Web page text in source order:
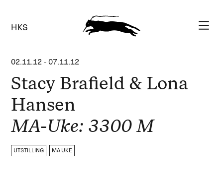
HKS
02.11.12 -07.11.12
Stacy Brafield & Lona
Hansen
MA-Uke: 3300 M
UTSTILLING MA UKE